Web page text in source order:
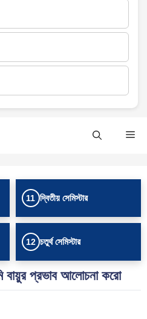
11 দ্বিতীয় সেমিস্টার
12 চতুর্থ সেমিস্টার
বায়ুর প্রভাব আলোচনা করো